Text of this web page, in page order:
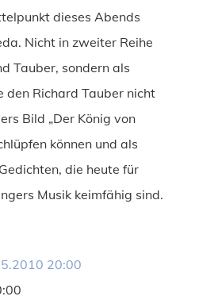
dieses Abends
Nicht in zweiter Reihe
Tauber, sondern als
den Richard Tauber nicht
Bild „Der König von
können und als
die heute für
Musik keimfähig sind.
20:00